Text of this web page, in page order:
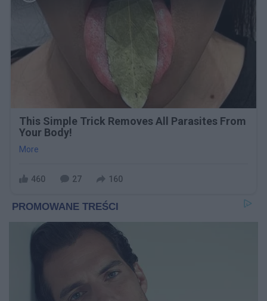
This Simple Trick Removes All Parasites From
Your Body!
More
460 27 160